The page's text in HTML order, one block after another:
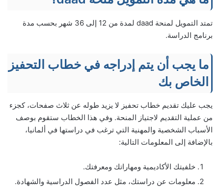
تمتد التمويل لمنحة daad لمدة من 12 إلى 36 شهر بحسب مدة
برنامج الدراسة.
ما يجب أن يتم إدراجه في خطاب التحفيز
الخاص بك
يجب عليك تقديم خطاب تحفيز لا يزيد طوله عن ثلاث صفحات، كجزء
من عملية التقديم لاجتياز المنحة. وفي هذا الخطاب ستقوم بوصف
الأسباب الشخصية والمهنية التي ترغب في دراستها في ألمانيا،
بالإضافة إلى المعلومات التالية:
خلفيتك الأكاديمية ومهاراتك ومعرفتك.
معلومات عن دراستك، مثل عدد الفصول الدراسية والشهادة.